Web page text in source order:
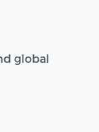
global